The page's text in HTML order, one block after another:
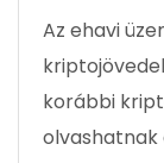
Az ehavi
korábbi
olvashatnak